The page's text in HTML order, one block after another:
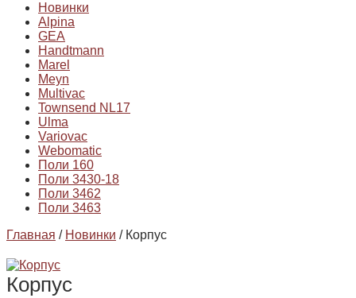
Новинки
Alpina
GEA
Handtmann
Marel
Meyn
Multivac
Townsend NL17
Ulma
Variovac
Webomatic
Поли 160
Поли 3430-18
Поли 3462
Поли 3463
Главная / Новинки / Корпус
Корпус